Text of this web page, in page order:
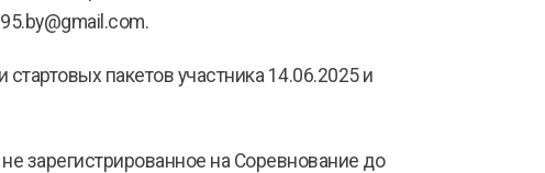
пакетов участника 14.06.2025 и
зарегистрированное на Соревнование до